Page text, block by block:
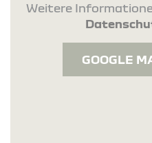
Weitere
GOOGLE